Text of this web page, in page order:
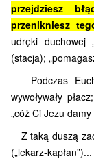
przejdziesz
przenikniesz
udręki duchowej
(stacja);
Podczas
wywoływały
„cóż Ci Jezu
Z taką duszą
(„lekarz-kapłan”)...